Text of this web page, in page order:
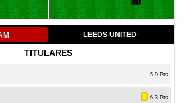
LEEDS UNITED
TITULARES
5.9 Pts
6.3 Pts